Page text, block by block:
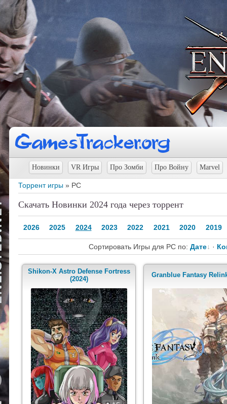
Новинки VR Игры Про Зомби Про Войну Marvel
Торрент игры » PC
Скачать Новинки 2024 года через торрент
2026 2025 2024 2023 2022 2021 2020 2019
Сортировать Игры для PC по: Дате ·
Shikon-X Astro Defense Fortress
(2024)
Granblue Fantasy